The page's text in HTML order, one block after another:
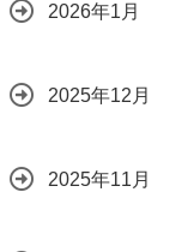
2026年1月
2025年12月
2025年11月